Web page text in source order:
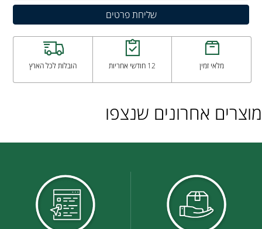
מלאי זמין 12 חודשי אחריות הובלות לכל הארץ
מוצרים אחרונים שנצפו